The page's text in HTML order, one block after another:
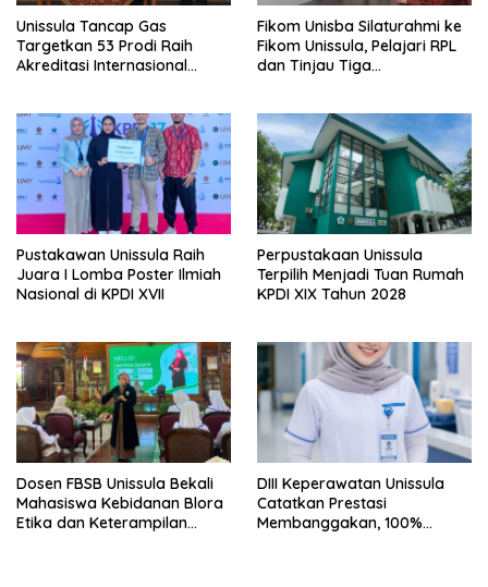
Unissula Tancap Gas
Targetkan 53 Prodi Raih
Akreditasi Internasional
Fikom Unisba Silaturahmi ke
Fikom Unissula, Pelajari RPL
dan Tinjau Tiga
Pustakawan Unissula Raih
Juara I Lomba Poster Ilmiah
Nasional di KPDI XVII
Perpustakaan Unissula
Terpilih Menjadi Tuan Rumah
KPDI XIX Tahun 2028
Dosen FBSB Unissula Bekali
Mahasiswa Kebidanan Blora
Etika dan Keterampilan
DIII Keperawatan Unissula
Catatkan Prestasi
Membanggakan, 100%